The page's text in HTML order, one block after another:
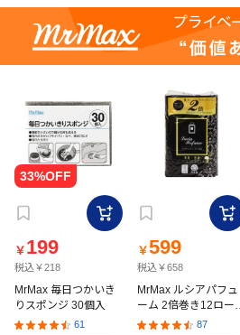
￥ 199
税込￥218
MrMax 毎日つかいき
りスポンジ 30個入
61
￥599
税込￥658
MrMax ルシアパフュ
ーム 2倍巻き12ロール
ダブル
87